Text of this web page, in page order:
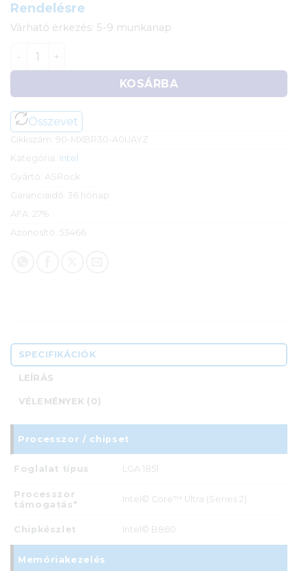
Rendelésre
Várható érkezés: 5-9 munkanap
ASRock B860 Steel Legend WiFi alaplap mennyiség
KOSÁRBA
Összevet
Cikkszám: 90-MXBR30-A0UAYZ
Kategória: Intel
Gyártó: ASRock
Garanciaidő: 36 hónap
ÁFA: 27%
Azonosító: 53466
SPECIFIKÁCIÓK
LEÍRÁS
VÉLEMÉNYEK (0)
Processzor / chipset
Foglalat típus LGA 1851
Processzor
támogatás*
Intel© Core™ Ultra (Series 2)
Chipkészlet Intel© B860
Memóriakezelés